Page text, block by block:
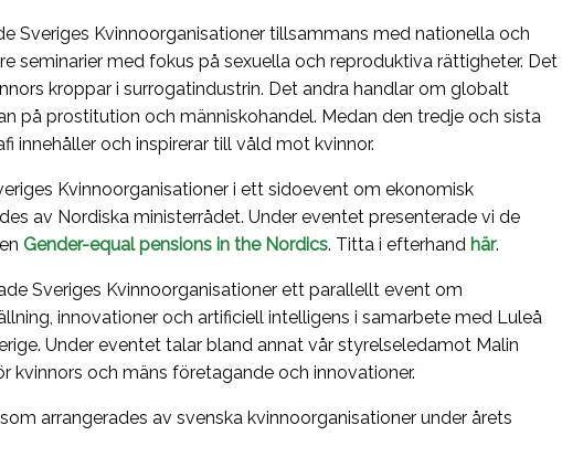
Sveriges Kvinnoorganisationer tillsammans med nationella och
seminarier med fokus på sexuella och reproduktiva rättigheter. Det
kroppar i surrogatindustrin. Det andra handlar om globalt
på prostitution och människohandel. Medan den tredje och sista
innehåller och inspirerar till våld mot kvinnor.
Kvinnoorganisationer i ett sidoevent om ekonomisk
av Nordiska ministerrådet. Under eventet presenterade vi de
Gender-equal pensions in the Nordics. Titta i efterhand här.
Sveriges Kvinnoorganisationer ett parallellt event om
innovationer och artificiell intelligens i samarbete med Luleå
Under eventet talar bland annat vår styrelseledamot Malin
kvinnors och mäns företagande och innovationer.
arrangerades av svenska kvinnoorganisationer under årets